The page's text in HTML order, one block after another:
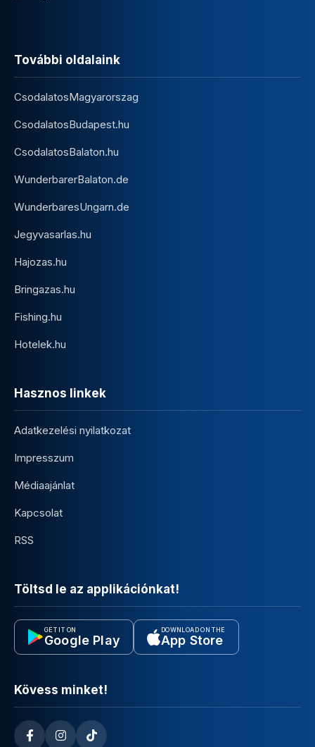
További oldalaink
CsodalatosMagyarorszag
CsodalatosBudapest.hu
CsodalatosBalaton.hu
WunderbarerBalaton.de
WunderbaresUngarn.de
Jegyvasarlas.hu
Hajozas.hu
Bringazas.hu
Fishing.hu
Hotelek.hu
Hasznos linkek
Adatkezelési nyilatkozat
Impresszum
Médiaajánlat
Kapcsolat
RSS
Töltsd le az applikációnkat!
GET IT ON
Google Play
DOWNLOAD ON THE
App Store
Kövess minket!